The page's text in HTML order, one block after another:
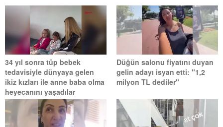
34 yıl sonra tüp bebek
tedavisiyle dünyaya gelen
ikiz kızları ile anne baba olma
heyecanını yaşadılar
Düğün salonu fiyatını duyan
gelin adayı isyan etti: "1,2
milyon TL dediler"